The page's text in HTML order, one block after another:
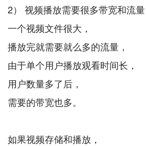
2） 视频播放需要很多带宽和流量
一个视频文件很大，
播放完就需要就么多的流量，
由于单个用户播放观看时间长，
用户数量多了后，
需要的带宽也多。
如果视频存储和播放，